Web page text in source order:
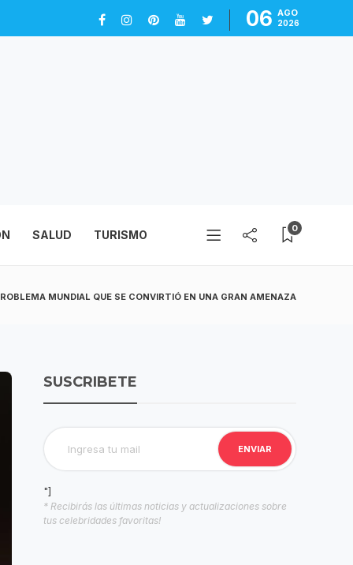
06 AGO
2026
SALUD TURISMO 0
MUNDIAL QUE SE CONVIRTIÓ EN UNA GRAN AMENAZA
SUSCRIBETE
"]
* Recibirás las últimas noticias y actualizaciones sobre
tus celebridades favoritas!